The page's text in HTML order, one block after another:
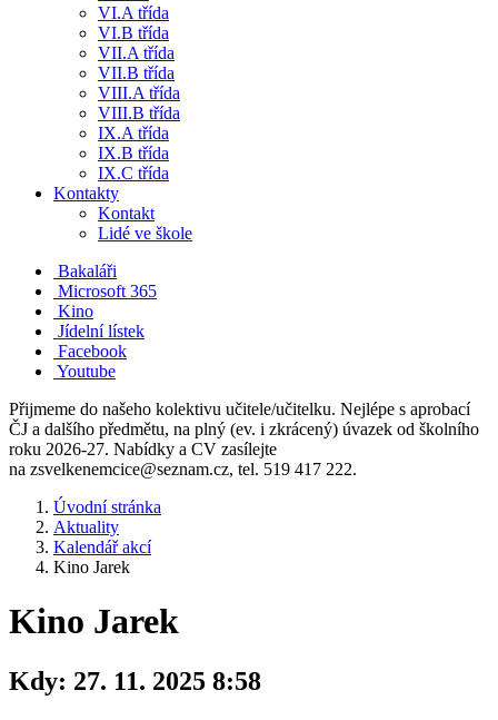
VI.A třída
VI.B třída
VII.A třída
VII.B třída
VIII.A třída
VIII.B třída
IX.A třída
IX.B třída
IX.C třída
Kontakty
Kontakt
Lidé ve škole
Bakaláři
Microsoft 365
Kino
Jídelní lístek
Facebook
Youtube
Přijmeme do našeho kolektivu učitele/učitelku. Nejlépe s aprobací
ČJ a dalšího předmětu, na plný (ev. i zkrácený) úvazek od školního
roku 2026-27. Nabídky a CV zasílejte
na zsvelkenemcice@seznam.cz, tel. 519 417 222.
Úvodní stránka
Aktuality
Kalendář akcí
Kino Jarek
Kino Jarek
Kdy: 27. 11. 2025 8:58